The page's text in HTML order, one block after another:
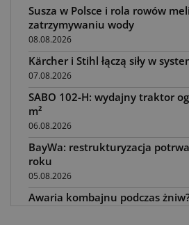
Susza w Polsce i rola rowów
zatrzymywaniu wody
08.08.2026
Kärcher i Stihl łączą siły w
07.08.2026
SABO 102-H: wydajny traktor
m²
06.08.2026
BayWa: restrukturyzacja
roku
05.08.2026
Awaria kombajnu podczas